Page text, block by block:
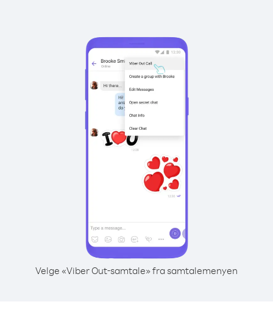
Velge «Viber Out-samtale» fra samtalemenyen